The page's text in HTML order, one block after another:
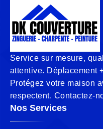
Service sur mesure,
attentive. Déplacement
Protégez votre maison
respectent. Contactez-
Nos Services